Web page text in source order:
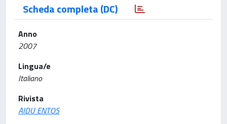
Scheda completa (DC)
Anno
2007
Lingua/e
Italiano
Rivista
AIDU ENTOS